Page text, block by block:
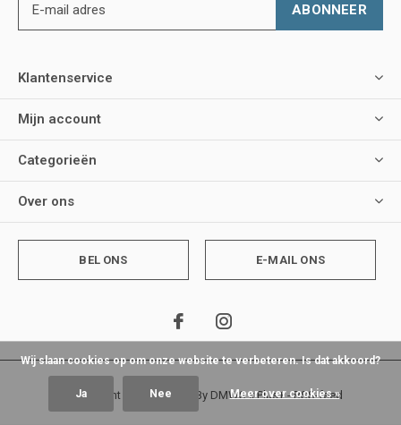
ABONNEER
Klantenservice
Mijn account
Categorieën
Over ons
BEL ONS E-MAIL ONS
© Copyright - Theme By DMWSxPlus+-RSS-feed
Wij slaan cookies op om onze website te verbeteren. Is dat akkoord?
Ja Nee Meer over cookies »